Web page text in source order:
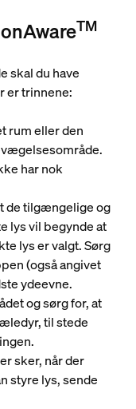
TM
skal du have
er trinnene:
rum eller den
har nok
de tilgængelige og
lys vil begynde at
lys er valgt. Sørg
(også angivet
ydeevne.
og sørg for, at
til stede
sker, når der
styre lys, sende